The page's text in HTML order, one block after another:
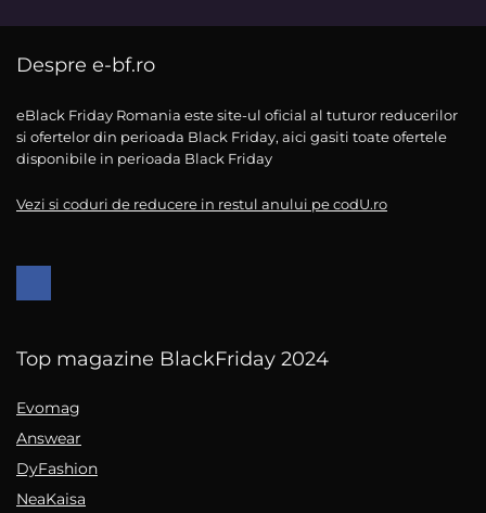
Despre e-bf.ro
eBlack Friday Romania este site-ul oficial al tuturor reducerilor
si ofertelor din perioada Black Friday, aici gasiti toate ofertele
disponibile in perioada Black Friday
Vezi si coduri de reducere in restul anului pe codU.ro
Top magazine BlackFriday 2024
Evomag
Answear
DyFashion
NeaKaisa